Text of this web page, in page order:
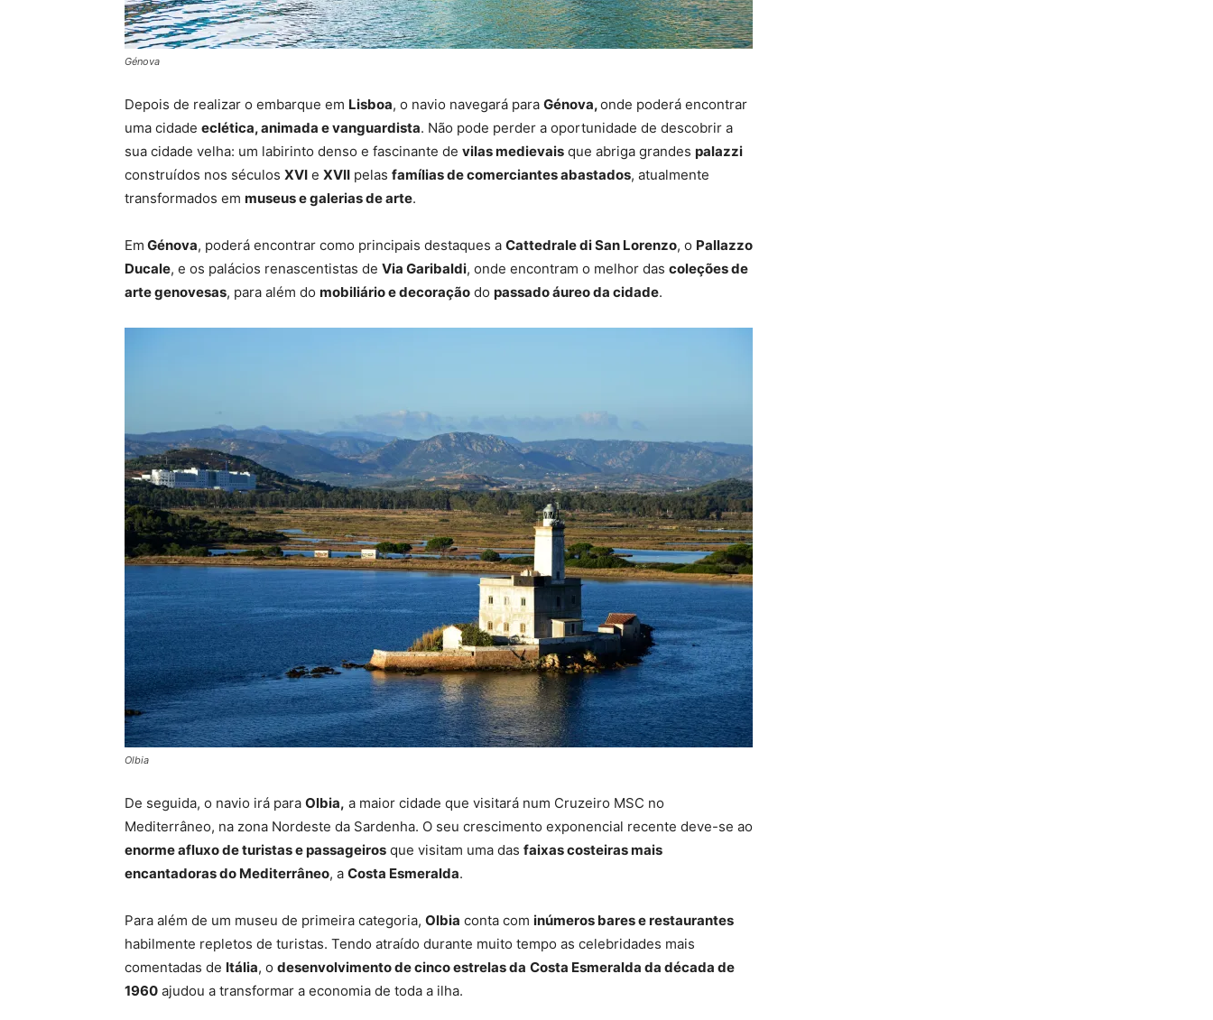
Génova
Depois de realizar o embarque em Lisboa, o navio navegará para Génova,onde poderá encontrar
uma cidade eclética, animada e vanguardista. Não pode perder a oportunidade de descobrir a
sua cidade velha: um labirinto denso e fascinante de vilas medievais que abriga grandes palazzi
construídos nos séculos XVI e XVII pelas famílias de comerciantes abastados, atualmente
transformados em museus e galerias de arte.
Em Génova, poderá encontrar como principais destaques a Cattedrale di San Lorenzo, o Pallazzo
Ducale, e os palácios renascentistas de Via Garibaldi, onde encontram o melhor das coleções de
arte genovesas, para além do mobiliário e decoração do passado áureo da cidade.
Olbia
De seguida, o navio irá para Olbia, a maior cidade que visitará num Cruzeiro MSC no
Mediterrâneo, na zona Nordeste da Sardenha. O seu crescimento exponencial recente deve-se ao
enorme afluxo de turistas e passageiros que visitam uma das faixas costeiras mais
encantadoras do Mediterrâneo, a Costa Esmeralda.
Para além de um museu de primeira categoria, Olbia conta com inúmeros bares e restaurantes
habilmente repletos de turistas. Tendo atraído durante muito tempo as celebridades mais
comentadas de Itália, o desenvolvimento de cinco estrelas da Costa Esmeralda da década de
1960 ajudou a transformar a economia de toda a ilha.